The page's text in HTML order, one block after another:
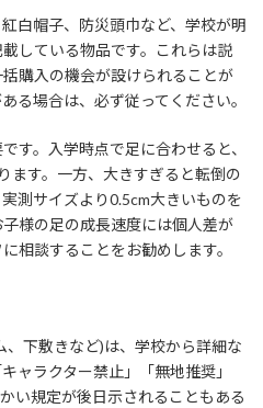
白帽子、防災頭巾など、学校が明
している物品です。これらは説
購入の機会が設けられることが
る場合は、必ず従ってください。
す。入学時点で足に合わせると、
ます。一方、大きすぎると転倒の
測サイズより0.5cm大きいものを
様の足の成長速度には個人差が
相談することをお勧めします。
下敷きなど)は、学校から詳細な
ャラクター禁止」「無地推奨」
い規定が後日示されることもある